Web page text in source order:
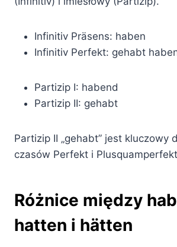
Infinitiv Präsens: haben
Infinitiv Perfekt: gehabt
Partizip I: habend
Partizip II: gehabt
Partizip II „gehabt” jest kluczowy
czasów Perfekt i
Różnice między
hatten i hätten